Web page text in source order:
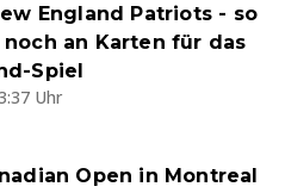
England Patriots - so
an Karten für das
Spiel
Uhr
Open in Montreal